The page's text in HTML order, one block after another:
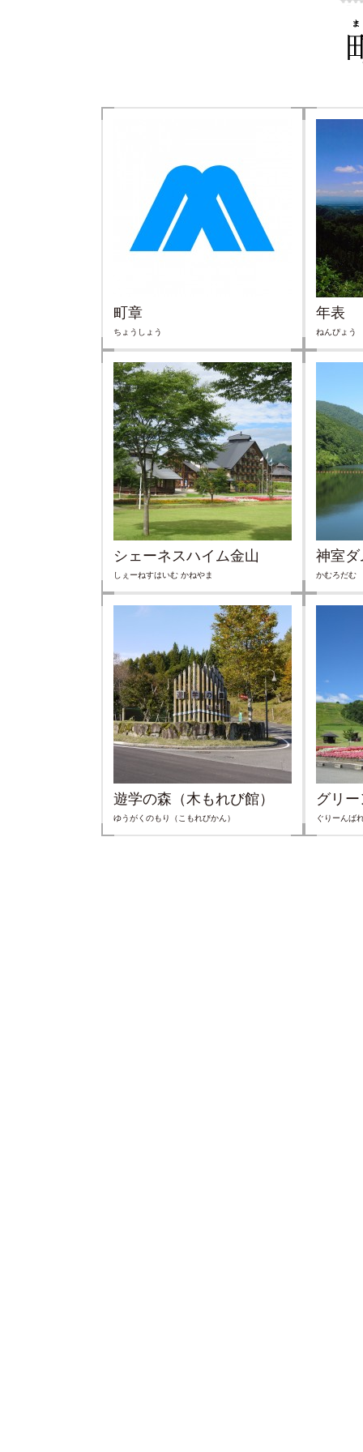
町章
ちょうしょう
年表
ねんぴょう
シェーネスハイム金山
しぇーねすはいむ かねやま
神室ダ
かむろだむ
遊学の森（木もれび館）
ゆうがくのもり（こもれびかん）
グリ
ぐりーんば